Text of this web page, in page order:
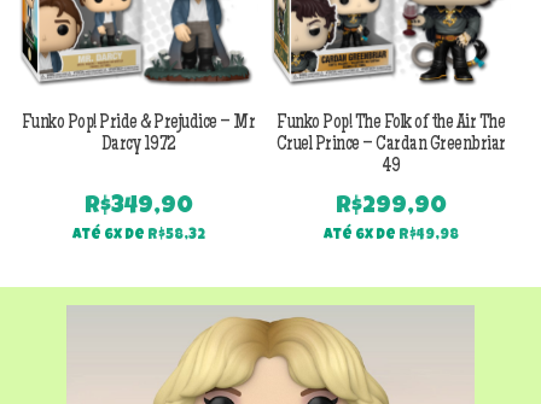
Funko Pop! Pride & Prejudice – Mr
Darcy 1972
R$349,90
Até 6x de R$58,32
Funko Pop! The Folk of the Air The
Cruel Prince – Cardan Greenbriar
49
R$299,90
Até 6x de R$49,98